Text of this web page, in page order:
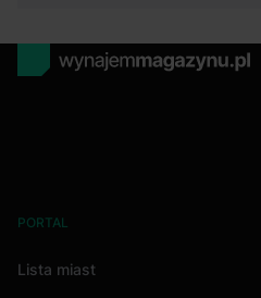
PORTAL
Lista miast